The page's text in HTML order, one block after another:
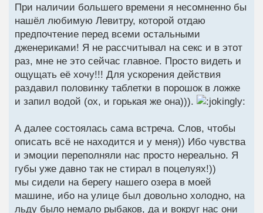
При наличии большего времени я несомненно бы
нашёл любимую Левитру, которой отдаю
предпочтение перед всеми остальными
дженериками! Я не рассчитывал на секс и в этот
раз, мне не это сейчас главное. Просто видеть и
ощущать её хочу!!! Для ускорения действия
раздавил половинку таблетки в порошок в ложке
и запил водой (ох, и горькая же она))).
А далее состоялась сама встреча. Слов, чтобы
описать всё не находится и у меня)) Ибо чувства
и эмоции переполняли нас просто нереально. Я
губы уже давно так не стирал в поцелуях!))
мы сидели на берегу нашего озера в моей
машине, ибо на улице был довольно холодно, на
льду было немало рыбаков, да и вокруг нас они